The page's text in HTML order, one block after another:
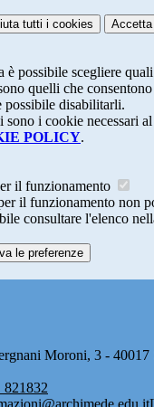
tutti i cookies
è possibile scegliere
quelli che
possibile disabilitarli.
sono i cookie necessari
POLICY.
il funzionamento
il funzionamento non
consultare l'elenco
le preferenze
Moroni, 3 - 40017
821832